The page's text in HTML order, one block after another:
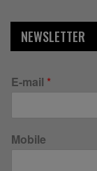
NEWSLETTER
E-mail *
Mobile